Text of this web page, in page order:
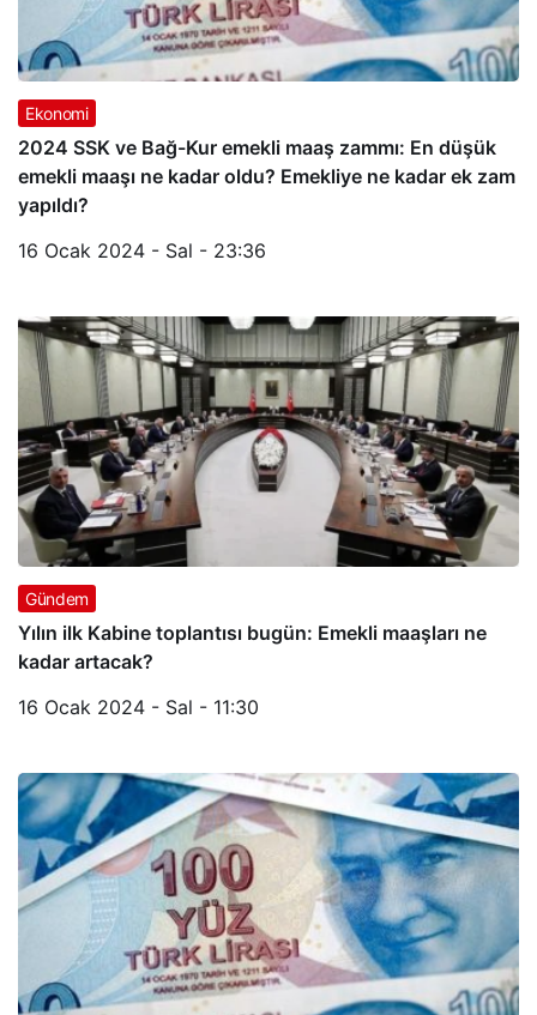
Ekonomi
2024 SSK ve Bağ-Kur emekli maaş zammı: En düşük
emekli maaşı ne kadar oldu? Emekliye ne kadar ek zam
yapıldı?
16 Ocak 2024 - Sal - 23:36
Gündem
Yılın ilk Kabine toplantısı bugün: Emekli maaşları ne
kadar artacak?
16 Ocak 2024 - Sal - 11:30